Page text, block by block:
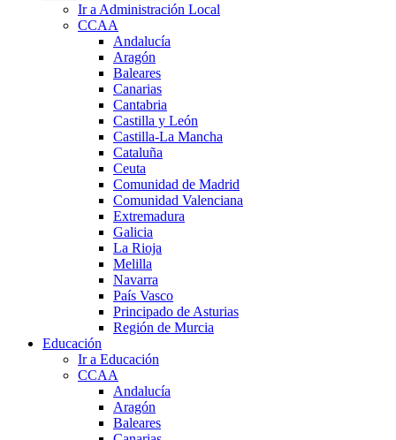
Ir a Administración Local
CCAA
Andalucía
Aragón
Baleares
Canarias
Cantabria
Castilla y León
Castilla-La Mancha
Cataluña
Ceuta
Comunidad de Madrid
Comunidad Valenciana
Extremadura
Galicia
La Rioja
Melilla
Navarra
País Vasco
Principado de Asturias
Región de Murcia
Educación
Ir a Educación
CCAA
Andalucía
Aragón
Baleares